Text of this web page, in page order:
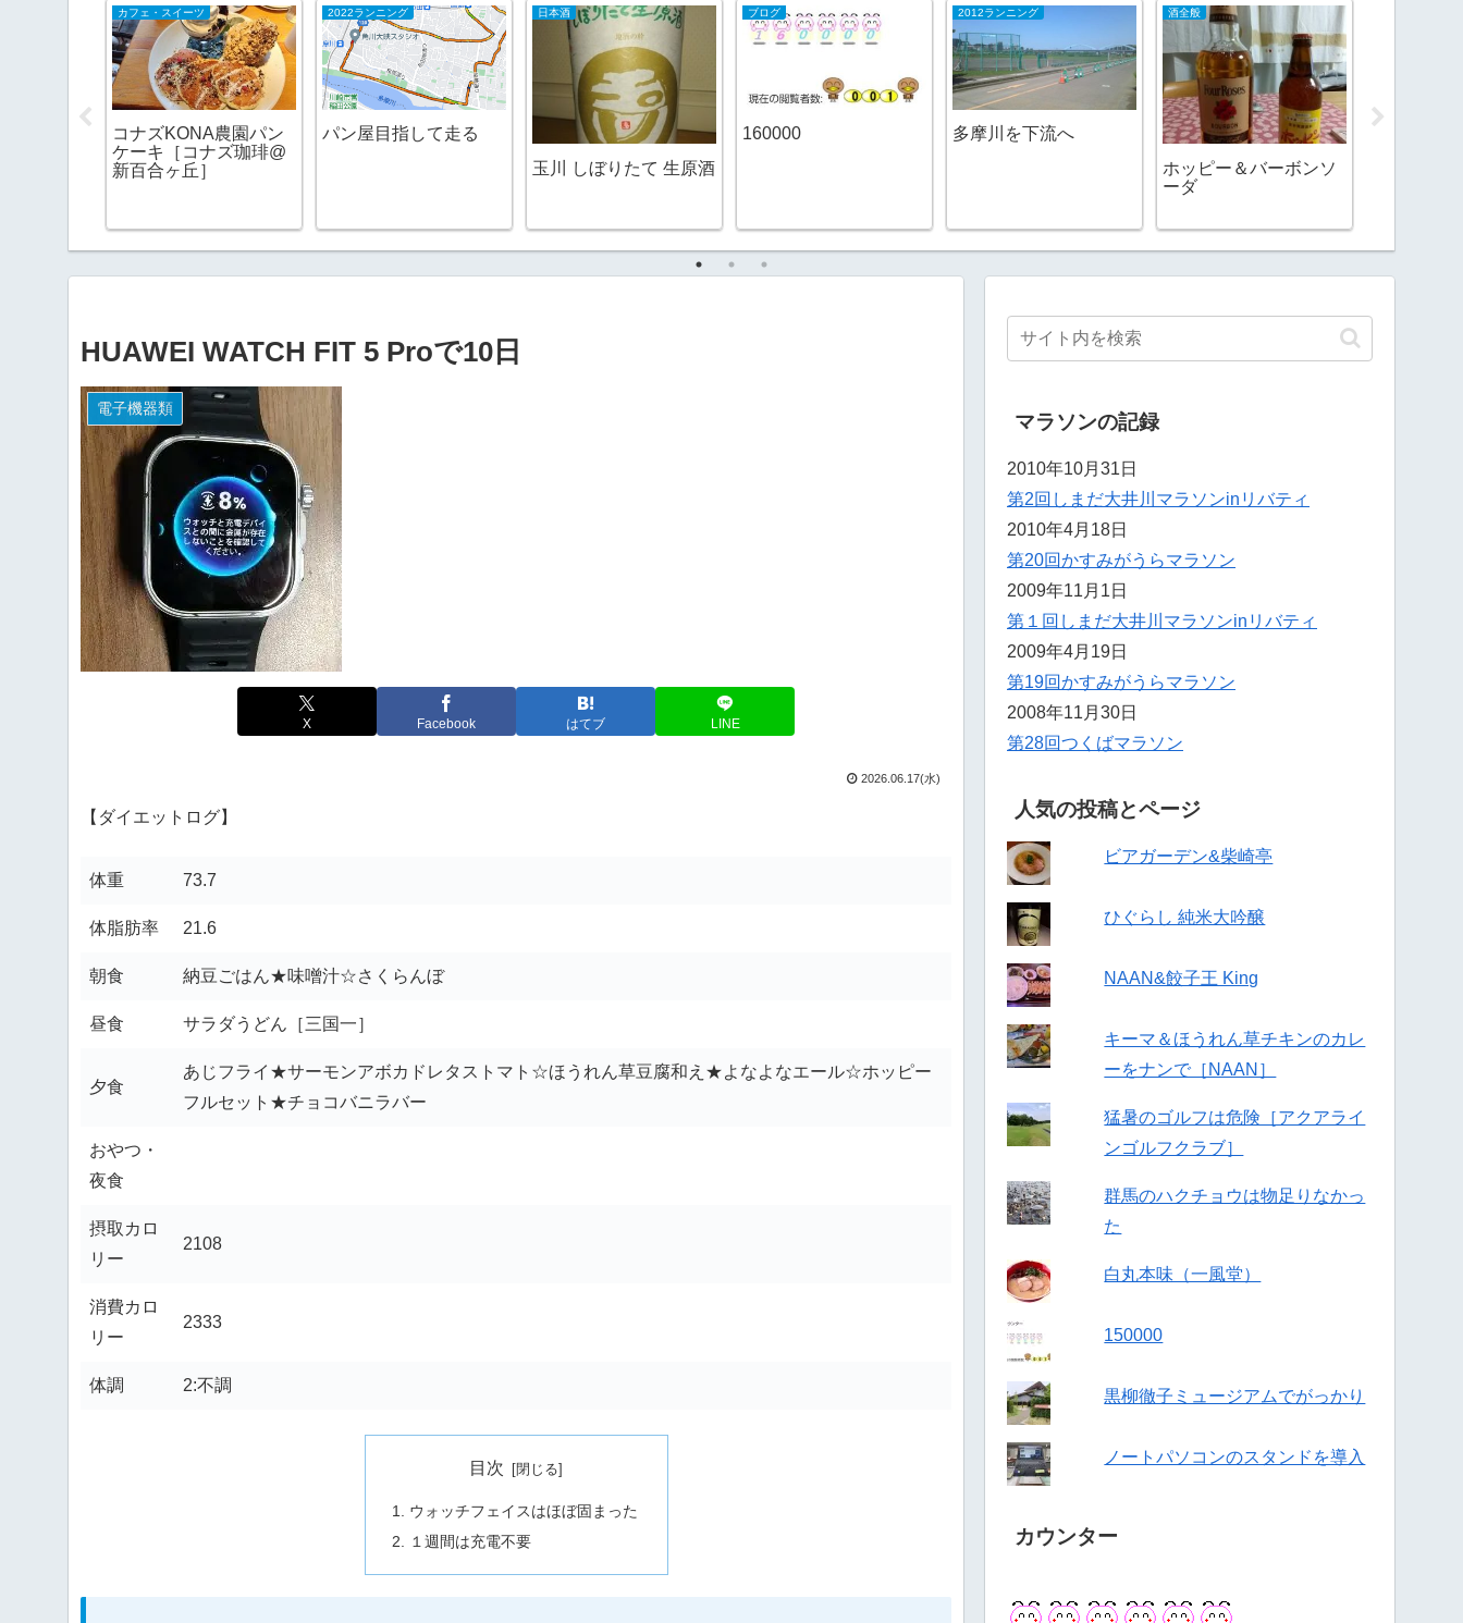
カフェ・スイーツ
コナズKONA農園パン
ケーキ［コナズ珈琲@
新百合ヶ丘］
2022ランニング
パン屋目指して走る
日本酒
玉川 しぼりたて 生原酒
ブログ
160000
2012ランニング
多摩川を下流へ
酒全般
ホッピー＆バーボンソ
ーダ
HUAWEI WATCH FIT 5 Proで10日
電子機器類
X Facebook はてブ LINE
2026.06.17(水)
【ダイエットログ】
体重 73.7
体脂肪率 21.6
朝食 納豆ごはん★味噌汁☆さくらんぼ
昼食 サラダうどん［三国一］
夕食
あじフライ★サーモンアボカドレタストマト☆ほうれん草豆腐和え★よなよなエール☆ホッピー
フルセット★チョコバニラバー
おやつ・
夜食
摂取カロ
リー
2108
消費カロ
リー
2333
体調 2:不調
目次
ウォッチフェイスはほぼ固まった
１週間は充電不要
マラソンの記録
2010年10月31日
第2回しまだ大井川マラソンinリバティ
2010年4月18日
第20回かすみがうらマラソン
2009年11月1日
第１回しまだ大井川マラソンinリバティ
2009年4月19日
第19回かすみがうらマラソン
2008年11月30日
第28回つくばマラソン
人気の投稿とページ
ビアガーデン&柴崎亭
ひぐらし 純米大吟醸
NAAN&餃子王 King
キーマ＆ほうれん草チキンのカレ
ーをナンで［NAAN］
猛暑のゴルフは危険［アクアライ
ンゴルフクラブ］
群馬のハクチョウは物足りなかっ
た
白丸本味（一風堂）
150000
黒柳徹子ミュージアムでがっかり
ノートパソコンのスタンドを導入
カウンター